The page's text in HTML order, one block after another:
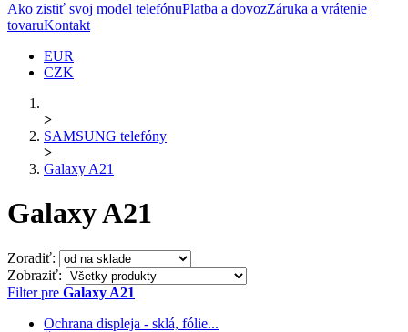
Ako zistiť svoj model telefónuPlatba a dovozZáruka a vrátenie
tovaruKontakt
EUR
CZK
>
SAMSUNG telefóny
>
Galaxy A21
Galaxy A21
Zoradiť:
Zobraziť:
Filter pre Galaxy A21
Ochrana displeja - sklá, fólie...